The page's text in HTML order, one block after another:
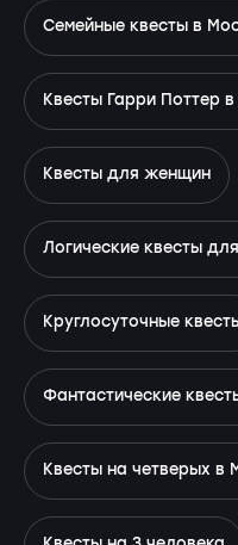
Семейные квесты в
Квесты Гарри Поттер
Квесты для женщин
Логические квесты
Круглосуточные
Фантастические
Квесты на четверых в